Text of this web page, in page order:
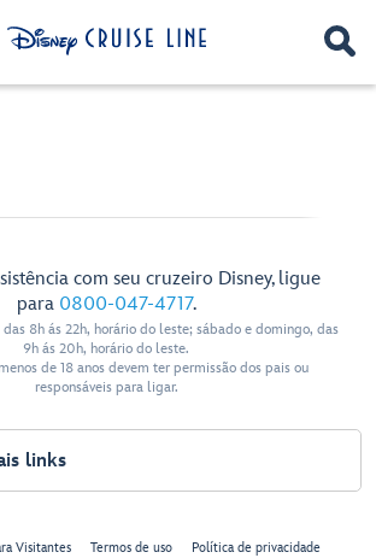
com seu cruzeiro Disney, ligue
para 0800-047-4717.
8h ás 22h, horário do leste; sábado e domingo, das
9h ás 20h, horário do leste.
de 18 anos devem ter permissão dos pais ou
responsáveis para ligar.
links
Visitantes Termos de uso Política de privacidade